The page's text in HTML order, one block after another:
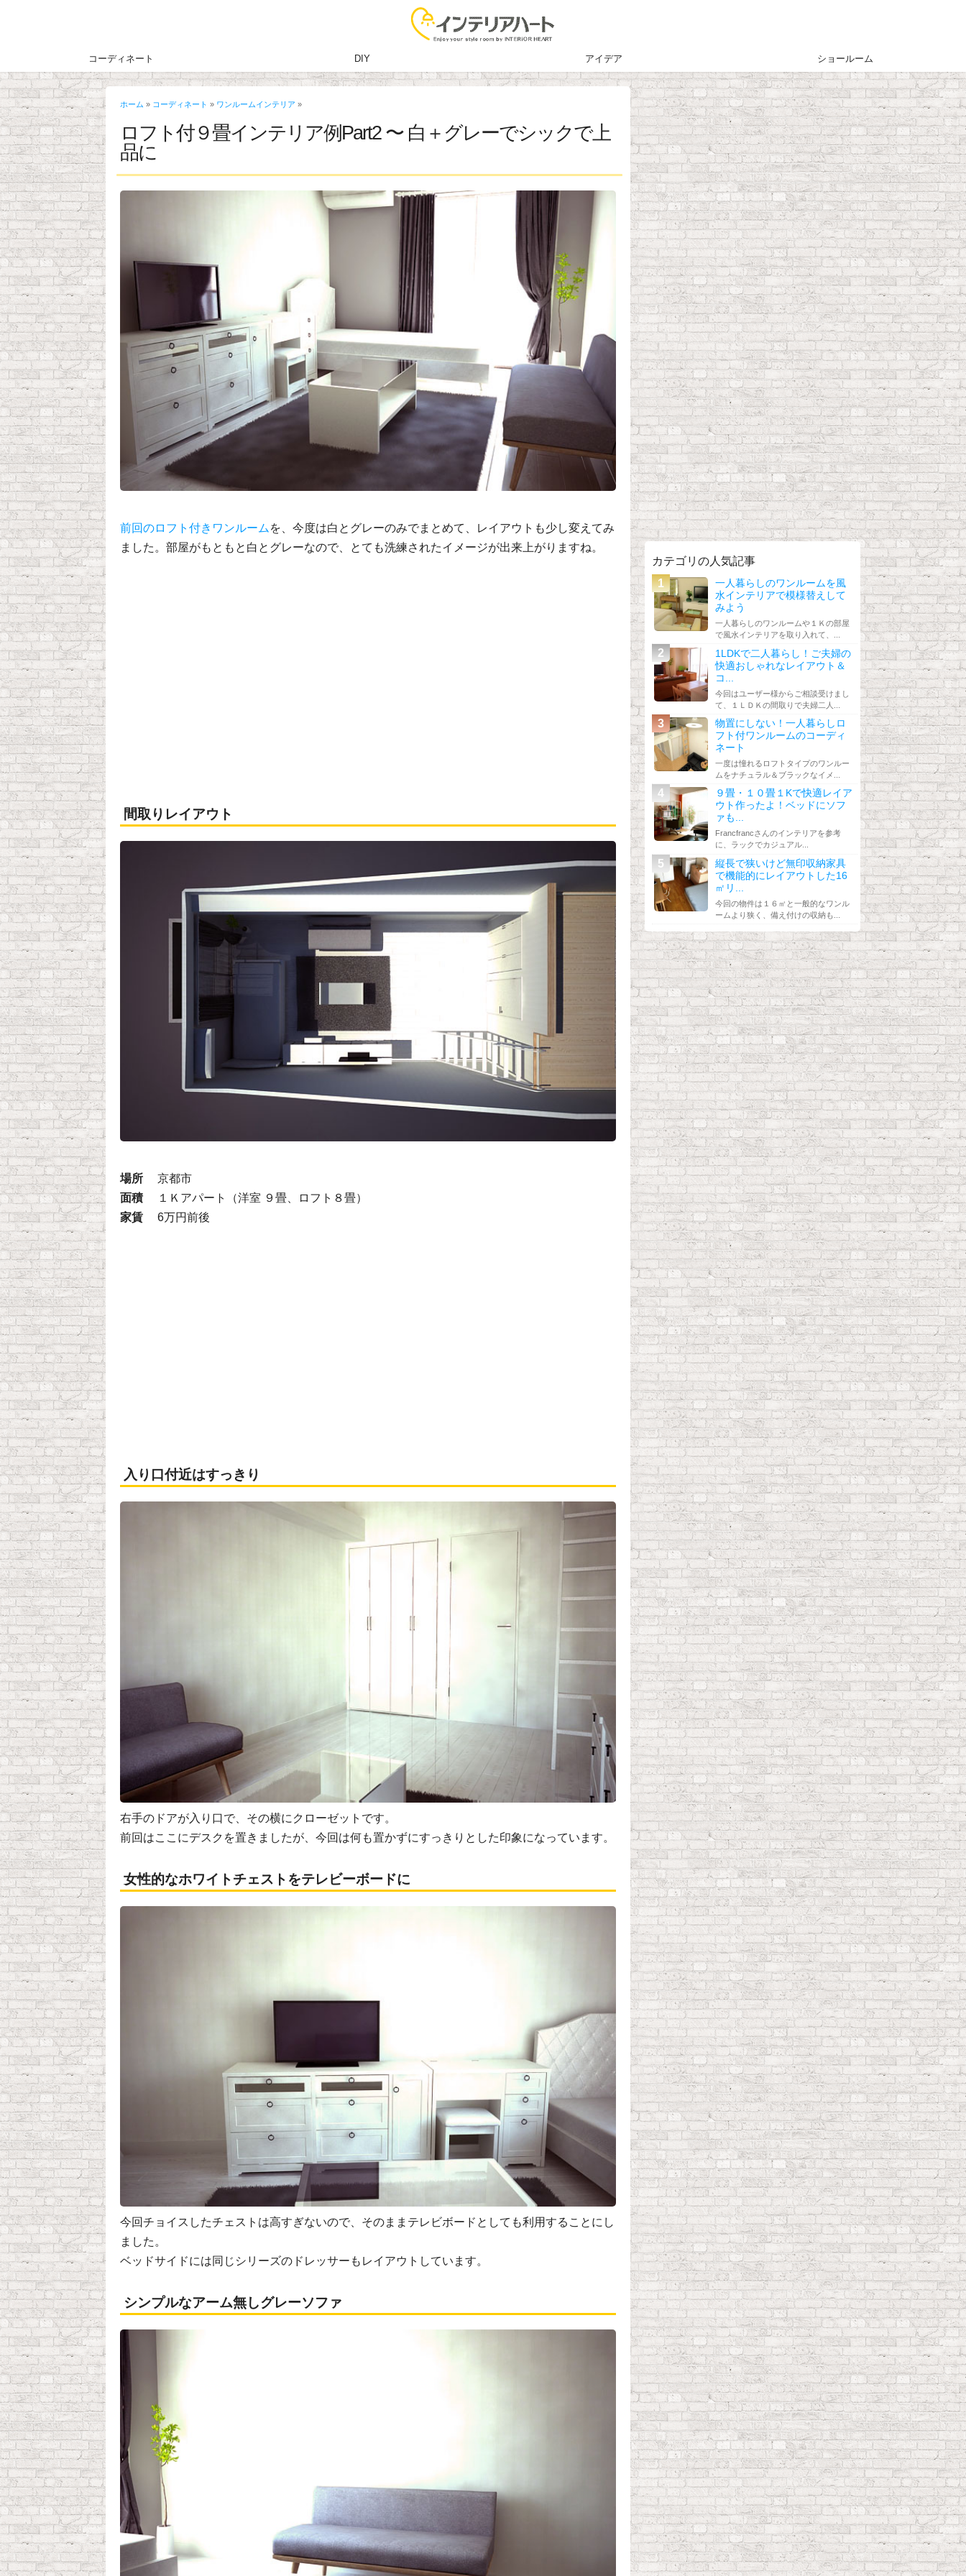
コーディネート DIY アイデア ショールーム
ホーム » コーディネート » ワンルームインテリア »
ロフト付９畳インテリア例Part2 〜 白＋グレーでシックで上
品に
前回のロフト付きワンルーム を、今度は白とグレーのみでまとめて、レイアウトも少し変えてみ
ました。部屋がもともと白とグレーなので、とても洗練されたイメージが出来上がりますね。
間取りレイアウト
場所
京都市
面積
１Ｋアパート（洋室 ９畳、ロフト８畳）
家賃
6万円前後
入り口付近はすっきり
右手のドアが入り口で、その横にクローゼットです。
前回はここにデスクを置きましたが、今回は何も置かずにすっきりとした印象になっています。
女性的なホワイトチェストをテレビーボードに
今回チョイスしたチェストは高すぎないので、そのままテレビボードとしても利用することにし
ました。
ベッドサイドには同じシリーズのドレッサーもレイアウトしています。
シンプルなアーム無しグレーソファ
カテゴリの人気記事
一人暮らしのワンルームを風
水インテリアで模様替えして
みよう
一人暮らしのワンルームや１Ｋの部屋
で風水インテリアを取り入れて、...
1LDKで二人暮らし！ご夫婦の
快適おしゃれなレイアウト＆
コ...
今回はユーザー様からご相談受けまし
て、１ＬＤＫの間取りで夫婦二人...
物置にしない！一人暮らしロ
フト付ワンルームのコーディ
ネート
一度は憧れるロフトタイプのワンルー
ムをナチュラル＆ブラックなイメ...
９畳・１０畳１Kで快適レイア
ウト作ったよ！ベッドにソフ
ァも...
Francfrancさんのインテリアを参考
に、ラックでカジュアル...
縦長で狭いけど無印収納家具
で機能的にレイアウトした16
㎡リ...
今回の物件は１６㎡と一般的なワンル
ームより狭く、備え付けの収納も...